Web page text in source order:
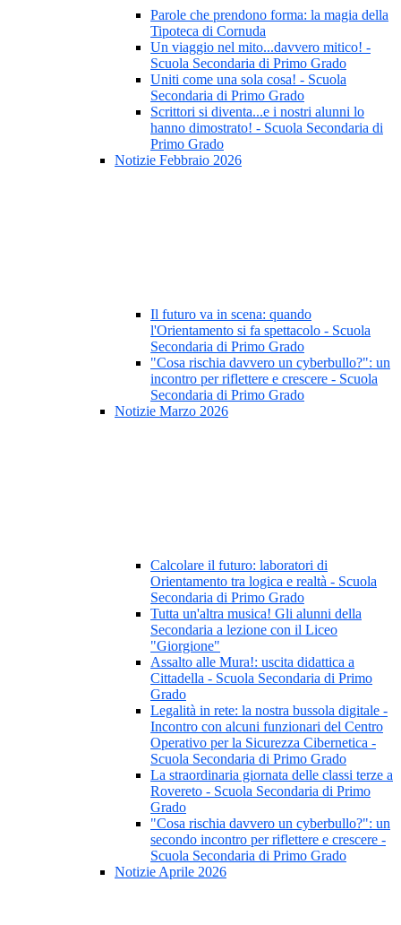
Parole che prendono forma: la magia della
Tipoteca di Cornuda
Un viaggio nel mito...davvero mitico! -
Scuola Secondaria di Primo Grado
Uniti come una sola cosa! - Scuola
Secondaria di Primo Grado
Scrittori si diventa...e i nostri alunni lo
hanno dimostrato! - Scuola Secondaria di
Primo Grado
Notizie Febbraio 2026
Il futuro va in scena: quando
l'Orientamento si fa spettacolo - Scuola
Secondaria di Primo Grado
"Cosa rischia davvero un cyberbullo?": un
incontro per riflettere e crescere - Scuola
Secondaria di Primo Grado
Notizie Marzo 2026
Calcolare il futuro: laboratori di
Orientamento tra logica e realtà - Scuola
Secondaria di Primo Grado
Tutta un'altra musica! Gli alunni della
Secondaria a lezione con il Liceo
"Giorgione"
Assalto alle Mura!: uscita didattica a
Cittadella - Scuola Secondaria di Primo
Grado
Legalità in rete: la nostra bussola digitale -
Incontro con alcuni funzionari del Centro
Operativo per la Sicurezza Cibernetica -
Scuola Secondaria di Primo Grado
La straordinaria giornata delle classi terze a
Rovereto - Scuola Secondaria di Primo
Grado
"Cosa rischia davvero un cyberbullo?": un
secondo incontro per riflettere e crescere -
Scuola Secondaria di Primo Grado
Notizie Aprile 2026